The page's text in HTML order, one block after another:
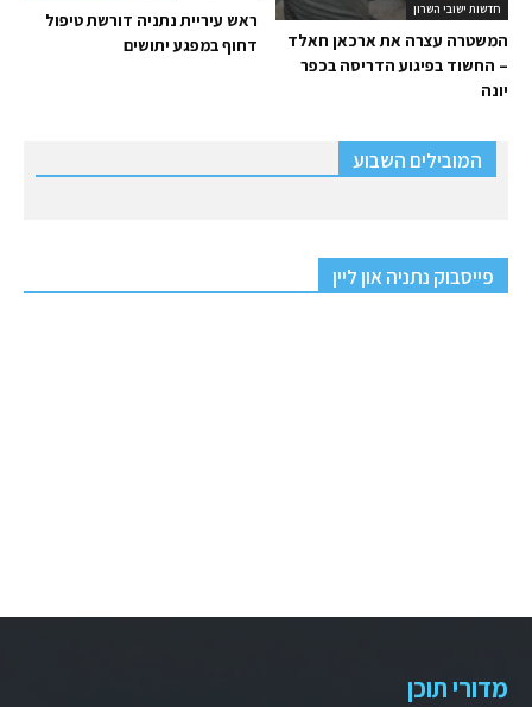
ראש עיריית נתניה דורשת טיפול
דחוף במפגע יתושים
חדשות ישובי השרון
המשטרה עצרה את ארכאן חאלד
– החשוד בפיגוע הדריסה בכפר
יונה
המובילים השבוע
פייסבוק נתניה און ליין
מדורי תוכן